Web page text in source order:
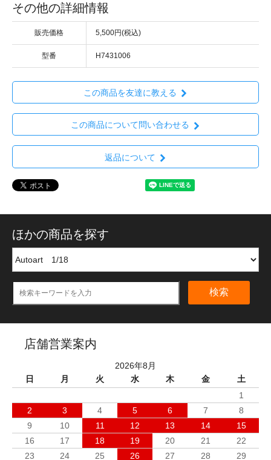
その他の詳細情報
販売価格 5,500円(税込)
型番 H7431006
この商品を友達に教える
この商品について問い合わせる
返品について
ほかの商品を探す
検索
店舗営業案内
2026年8月
日
月 火 水 木 金
土
1
2
3 4 5 6 7
8
9
10 11 12 13 14
15
16
17 18 19 20 21
22
23
24 25 26 27 28
29